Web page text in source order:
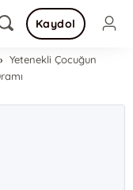
Kaydol
Yetenekli Çocuğun